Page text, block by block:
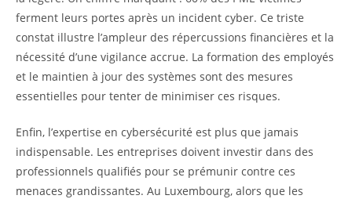
ferment leurs portes après un incident cyber. Ce triste
constat illustre l’ampleur des répercussions financières et la
nécessité d’une vigilance accrue. La formation des employés
et le maintien à jour des systèmes sont des mesures
essentielles pour tenter de minimiser ces risques.
Enfin, l’expertise en cybersécurité est plus que jamais
indispensable. Les entreprises doivent investir dans des
professionnels qualifiés pour se prémunir contre ces
menaces grandissantes. Au Luxembourg, alors que les